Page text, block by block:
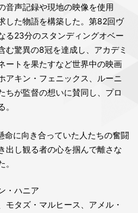
音声記録や現地の映像を使用
した物語を構築した。第82回ヴ
る23分のスタンディングオベー
む驚異の8冠を達成し、アカデミ
ートを果たすなど世界中の映画
アキン・フェニックス、ルーニ
ちが監督の想いに賛同し、プロ
に向き合っていた人たちの奮闘
出し観る者の心を掴んで離さな
・ハニア
モタズ・マルヒース、アメル・